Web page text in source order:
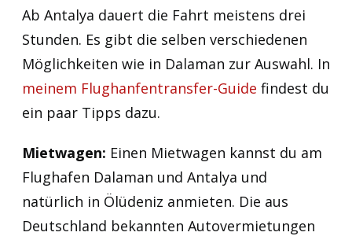
Ab Antalya dauert die Fahrt meistens drei
Stunden. Es gibt die selben verschiedenen
Möglichkeiten wie in Dalaman zur Auswahl. In
meinem Flughanfentransfer-Guide findest du
ein paar Tipps dazu.
Mietwagen: Einen Mietwagen kannst du am
Flughafen Dalaman und Antalya und
natürlich in Ölüdeniz anmieten. Die aus
Deutschland bekannten Autovermietungen